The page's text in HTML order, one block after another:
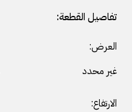
تفاصيل القطعة:
العرض:
غير محدد
الارتفاع: